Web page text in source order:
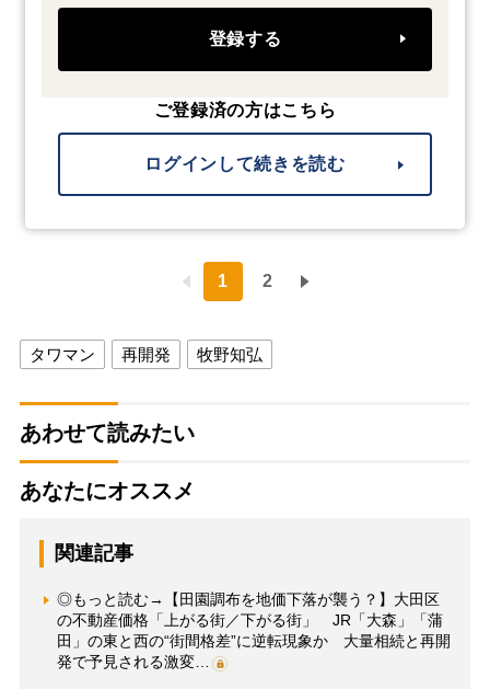
登録する
ご登録済の方はこちら
ログインして続きを読む
1 2
タワマン 再開発 牧野知弘
あわせて読みたい
あなたにオススメ
関連記事
◎もっと読む→【田園調布を地価下落が襲う？】大田区
の不動産価格「上がる街／下がる街」 JR「大森」「蒲
田」の東と西の“街間格差”に逆転現象か 大量相続と再開
発で予見される激変…